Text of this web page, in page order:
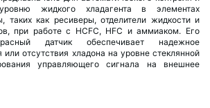
жидкого хладагента в элементах
таких как ресиверы, отделители жидкости и
при работе с HCFC, HFC и аммиаком. Его
датчик обеспечивает надежное
отсутствия хладона на уровне стеклянной
управляющего сигнала на внешнее